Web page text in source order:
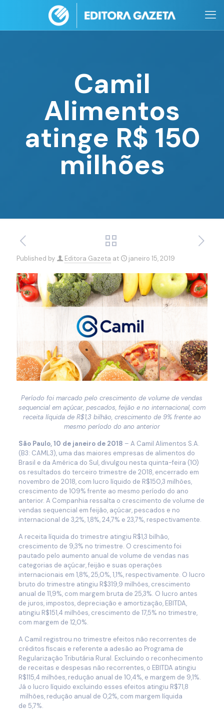
Camil
Alimentos
atinge R$ 150
milhões
Published by Editora Gazeta at janeiro 15, 2019
Período foi marcado pelo crescimento de volume de vendas
sequencial em açúcar, pescados, feijão e no internacional, com
receita líquida de R$1,3 bilhão, crescimento de 9% frente ao
mesmo período do ano anterior
São Paulo, 10 de janeiro de 2018 – A Camil Alimentos S.A.
(B3: CAML3), uma das maiores empresas de alimentos do
Brasil e da América do Sul, divulgou nesta quinta-feira (10)
os resultados do terceiro trimestre de 2018, encerrado em
novembro de 2018, com lucro líquido de R$150,3 milhões,
crescimento de 109% frente ao mesmo período do ano
anterior. A Companhia ressalta o crescimento de volume de
vendas sequencial em feijão, açúcar, pescados e no
internacional de 3,2%, 1,8%, 24,7% e 23,7%, respectivamente.
A receita líquida do trimestre atingiu R$1,3 bilhão,
crescimento de 9,3% no trimestre. O crescimento foi
pautado pelo aumento anual de volume de vendas nas
categorias de açúcar, feijão e suas operações
internacionais em 1,8%, 25,0%, 1,1%, respectivamente. O lucro
bruto do trimestre atingiu R$319,9 milhões, crescimento
anual de 11,9%, com margem bruta de 25,3%. O lucro antes
de juros, impostos, depreciação e amortização, EBITDA,
atingiu R$151,4 milhões, crescimento de 17,5% no trimestre,
com margem de 12,0%.
A Camil registrou no trimestre efeitos não recorrentes de
créditos fiscais e referente a adesão ao Programa de
Regularização Tributária Rural. Excluindo o reconhecimento
de receitas e despesas não recorrentes, o EBITDA atingiu
R$115,4 milhões, redução anual de 10,4%, e margem de 9,1%.
Já o lucro líquido excluindo esses efeitos atingiu R$71,8
milhões, redução anual de 0,2%, com margem líquida
de 5,7%.